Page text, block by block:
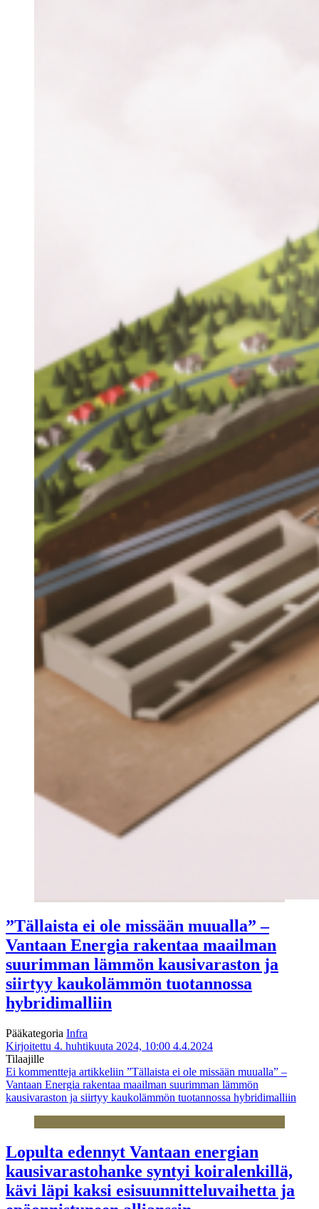
”Tällaista ei ole missään muualla” –
Vantaan Energia rakentaa maailman
suurimman lämmön kausivaraston ja
siirtyy kaukolämmön tuotannossa
hybridimalliin
Pääkategoria Infra
Kirjoitettu 4. huhtikuuta 2024, 10:00 4.4.2024
Tilaajille
Ei kommentteja artikkeliin ”Tällaista ei ole missään muualla” –
Vantaan Energia rakentaa maailman suurimman lämmön
kausivaraston ja siirtyy kaukolämmön tuotannossa hybridimalliin
Lopulta edennyt Vantaan energian
kausivarastohanke syntyi koiralenkillä,
kävi läpi kaksi esisuunnitteluvaihetta ja